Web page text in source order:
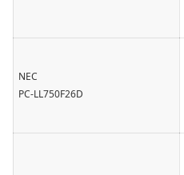
NEC
PC-LL750F26D